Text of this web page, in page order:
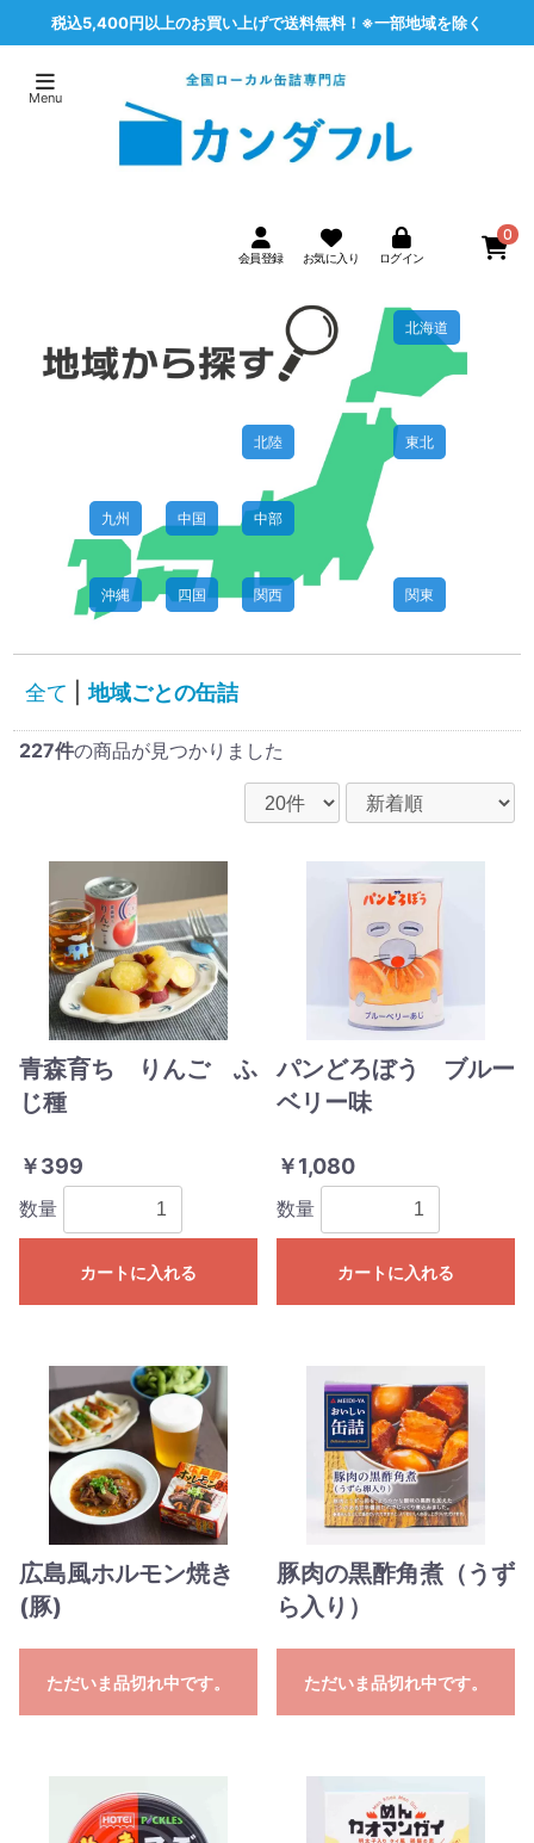
税込5,400円以上のお買い上げで送料無料！※一部地域を除く
0
北海道
東北
北陸
関東
中部
関西
中国
四国
九州
沖縄
全て 地域ごとの缶詰
227件の商品が見つかりました
青森育ち りんご ふ
じ種
￥399
数量
カートに入れる
パンどろぼう ブルー
ベリー味
￥1,080
数量
カートに入れる
広島風ホルモン焼き
(豚)
ただいま品切れ中です。
豚肉の黒酢角煮（うず
ら入り）
ただいま品切れ中です。